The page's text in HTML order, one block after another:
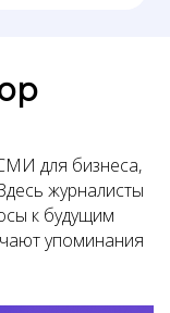
для бизнеса,
журналисты
к будущим
упоминания